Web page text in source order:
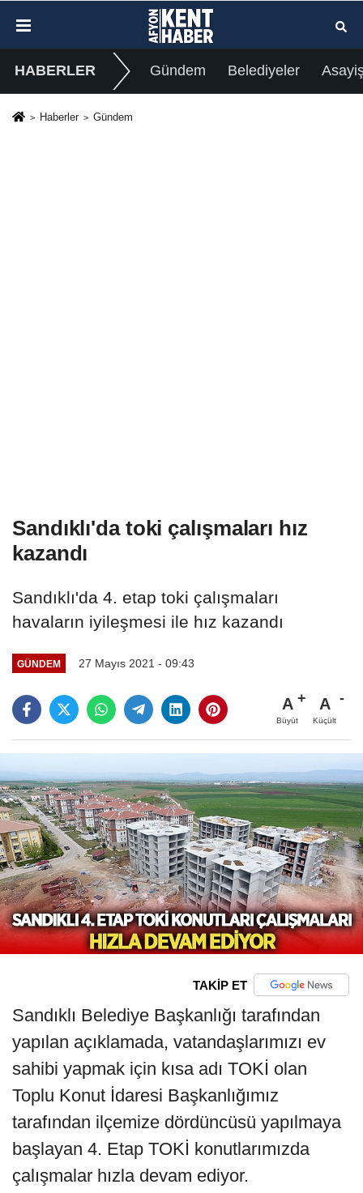
HABERLER Gündem Belediyeler
Haberler Gündem
Sandıklı'da toki çalışmaları hız
kazandı
Sandıklı'da 4. etap toki çalışmaları
havaların iyileşmesi ile hız kazandı
GÜNDEM 27 Mayıs 2021 - 09:43
A
Büyüt
A
Küçült
TAKİP ET
Sandıklı Belediye Başkanlığı tarafından
yapılan açıklamada, vatandaşlarımızı ev
sahibi yapmak için kısa adı TOKİ olan
Toplu Konut İdaresi Başkanlığımız
tarafından ilçemize dördüncüsü yapılmaya
başlayan 4. Etap TOKİ konutlarımızda
çalışmalar hızla devam ediyor.